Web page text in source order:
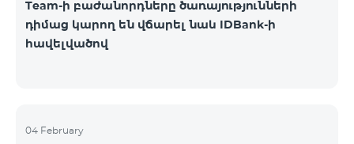
Team-ի բաժանորդները ծառայությունների
դիմաց կարող են վճարել նաև IDBank-ի
հավելվածով
04 February